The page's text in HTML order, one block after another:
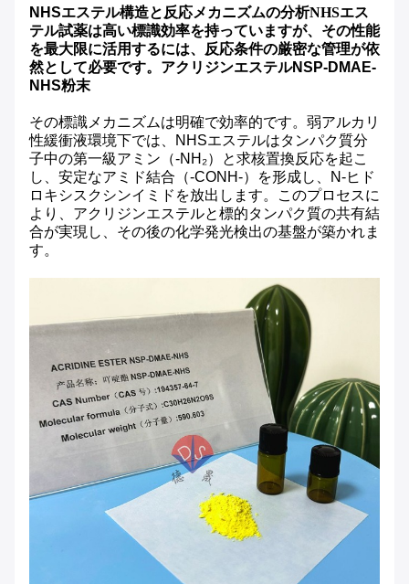
NHSエステル構造と反応メカニズムの分析NHSエス
テル試薬は高い標識効率を持っていますが、その性能
を最大限に活用するには、反応条件の厳密な管理が依
然として必要です。 アクリジンエステルNSP-DMAE-
NHS粉末
その標識メカニズムは明確で効率的です。弱アルカリ
性緩衝液環境下では、NHSエステルはタンパク質分
子中の第一級アミン（-NH₂）と求核置換反応を起こ
し、安定なアミド結合（-CONH-）を形成し、N-ヒド
ロキシスクシンイミドを放出します。このプロセスに
より、アクリジンエステルと標的タンパク質の共有結
合が実現し、その後の化学発光検出の基盤が築かれま
す。